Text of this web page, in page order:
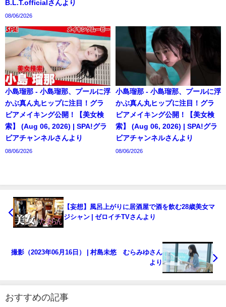
B.L.T.officialさんより
08/06/2026
小島瑠那 - 小島瑠那、プールに浮
かぶ真ん丸ヒップに注目！グラ
ビアメイキング公開！【美女検
索】 (Aug 06, 2026) | SPA!グラ
ビアチャンネルさんより
08/06/2026
小島瑠那 - 小島瑠那、プールに浮
かぶ真ん丸ヒップに注目！グラ
ビアメイキング公開！【美女検
索】 (Aug 06, 2026) | SPA!グラ
ビアチャンネルさんより
08/06/2026
【妄想】風呂上がりに居酒屋で酒を飲む28歳美女マ
ジシャン | ゼロイチTVさんより
撮影（2023年06月16日） | 村島未悠 むらみゆさん
より
おすすめの記事